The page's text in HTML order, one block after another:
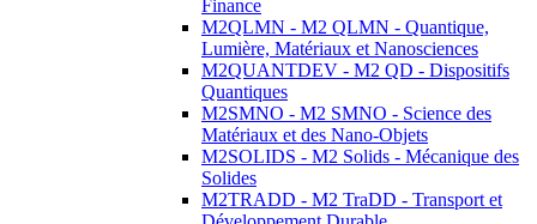
Finance
M2QLMN - M2 QLMN - Quantique,
Lumière, Matériaux et Nanosciences
M2QUANTDEV - M2 QD - Dispositifs
Quantiques
M2SMNO - M2 SMNO - Science des
Matériaux et des Nano-Objets
M2SOLIDS - M2 Solids - Mécanique des
Solides
M2TRADD - M2 TraDD - Transport et